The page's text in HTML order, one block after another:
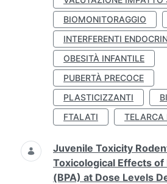
BIOMONITORAGGIO
INTERFERENTI
OBESITÀ INFANTILE
PUBERTÀ PRECOCE
PLASTICIZZANTI
FTALATI
TELARCA
Juvenile Toxicity
Toxicological Effects of
(BPA) at Dose Levels